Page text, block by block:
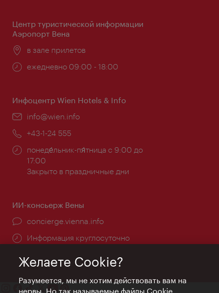
Центр туристической информации
Аэропорт Вена
Расположение:
в зале прилетов
Часы
ежедневно 09:00 - 18:00
Инфоцентр Wien Hotels & Info
Эл.
info@wien.info
Телефон:
+43-1-24 555
Часы
работы:
понеде́льник-пя́тница с 9:00 до
17:00
Закрыто в праздничные дни
ИИ-консьерж Вены
concierge.vienna.info
Информация круглосуточно
Желаете Cookie?
Разумеется, мы не хотим действовать вам на
нервы. Но так называемые файлы Cookie